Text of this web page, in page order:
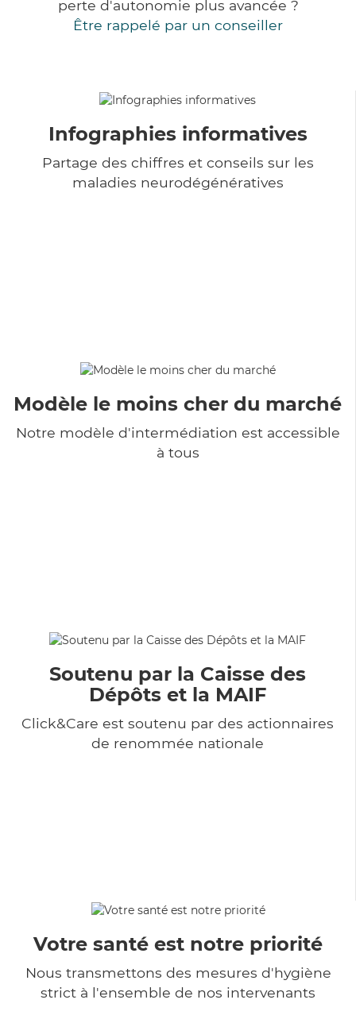
perte d'autonomie plus avancée ?
Être rappelé par un conseiller
Infographies informatives
Partage des chiffres et conseils sur les
maladies neurodégénératives
Modèle le moins cher du marché
Notre modèle d'intermédiation est accessible
à tous
Soutenu par la Caisse des
Dépôts et la MAIF
Click&Care est soutenu par des actionnaires
de renommée nationale
Votre santé est notre priorité
Nous transmettons des mesures d'hygiène
strict à l'ensemble de nos intervenants